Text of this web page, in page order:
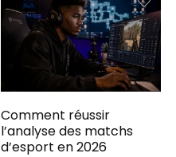
Comment réussir
l’analyse des matchs
d’esport en 2026